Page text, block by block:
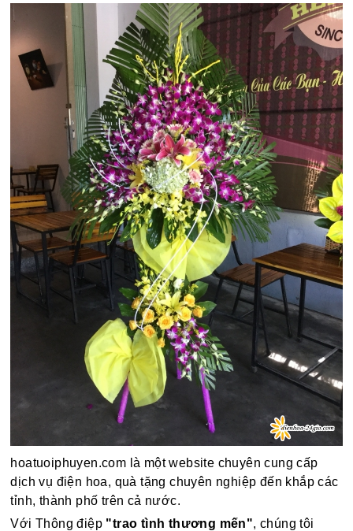
hoatuoiphuyen.com là một website chuyên cung cấp
dịch vụ điện hoa, quà tặng chuyên nghiệp đến khắp các
tỉnh, thành phố trên cả nước.
Với Thông điệp "trao tình thương mến", chúng tôi